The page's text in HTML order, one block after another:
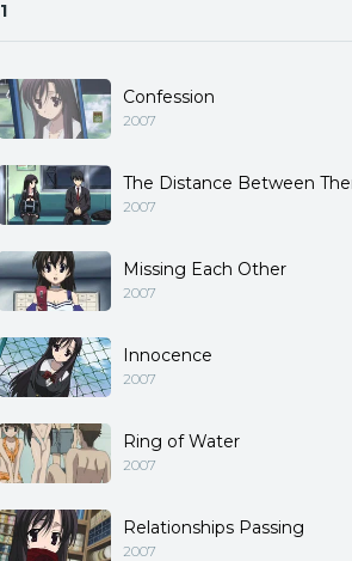
1
Confession
2007
The Distance Between
2007
Missing Each Other
2007
Innocence
2007
Ring of Water
2007
Relationships Passing
2007